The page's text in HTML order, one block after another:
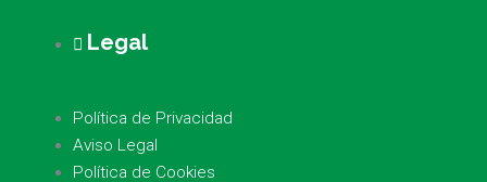
Legal
Política de Privacidad
Aviso Legal
Política de Cookies